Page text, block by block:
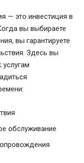
— это инвестиция в
вы выбираете
вы гарантируете
Здесь вы
услугам
обслуживание